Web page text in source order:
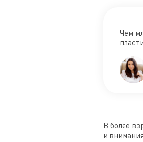
Чем
В более
и